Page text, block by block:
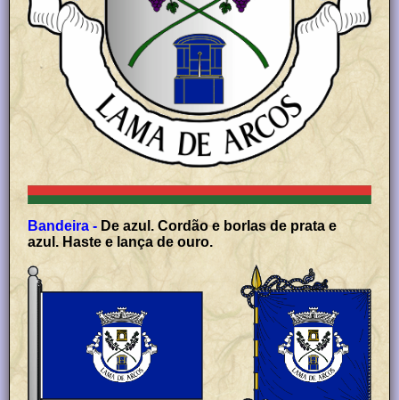
Bandeira - De azul. Cordão e borlas de prata e
azul. Haste e lança de ouro.